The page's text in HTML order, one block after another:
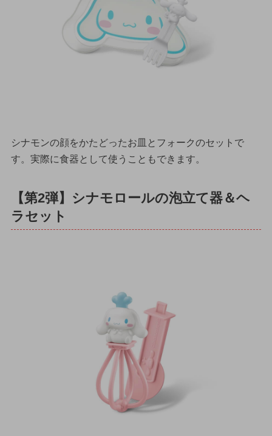
シナモンの顔をかたどったお皿とフォークのセットで
す。実際に食器として使うこともできます。
【第2弾】シナモロールの泡立て器＆ヘ
ラセット